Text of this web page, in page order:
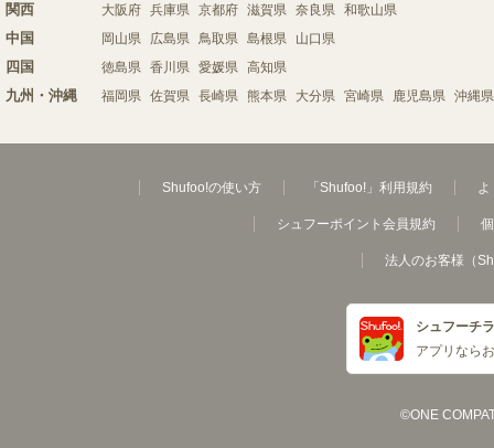
関西 大阪府 兵庫県 京都府 滋賀県 奈良県 和歌山県
中国 岡山県 広島県 鳥取県 島根県 山口県
四国 徳島県 香川県 愛媛県 高知県
九州・沖縄 福岡県 佐賀県 長崎県 熊本県 大分県 宮崎県 鹿児島県 沖縄県
Shufoo!の使い方 「Shufoo!」利用規約 よ
シュフーポイント会員規約
法人のお客様（
シュフーチ
アプリなら
©ONE